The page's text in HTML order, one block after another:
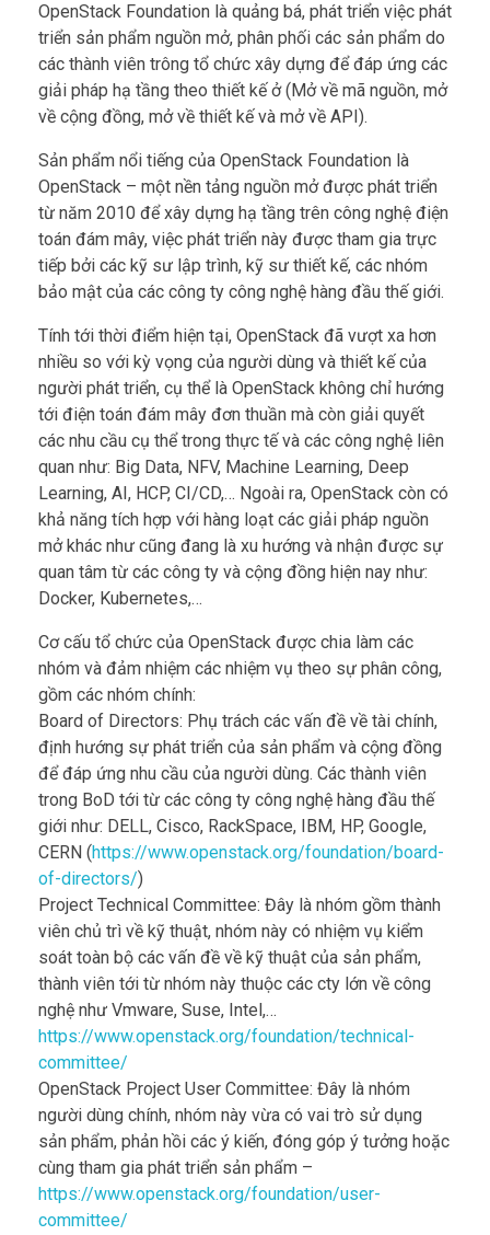
OpenStack Foundation là quảng bá, phát triển việc phát
triển sản phẩm nguồn mở, phân phối các sản phẩm do
các thành viên trông tổ chức xây dựng để đáp ứng các
giải pháp hạ tầng theo thiết kế ở (Mở về mã nguồn, mở
về cộng đồng, mở về thiết kế và mở về API).
Sản phẩm nổi tiếng của OpenStack Foundation là
OpenStack – một nền tảng nguồn mở được phát triển
từ năm 2010 để xây dựng hạ tầng trên công nghệ điện
toán đám mây, việc phát triển này được tham gia trực
tiếp bởi các kỹ sư lập trình, kỹ sư thiết kế, các nhóm
bảo mật của các công ty công nghệ hàng đầu thế giới.
Tính tới thời điểm hiện tại, OpenStack đã vượt xa hơn
nhiều so với kỳ vọng của người dùng và thiết kế của
người phát triển, cụ thể là OpenStack không chỉ hướng
tới điện toán đám mây đơn thuần mà còn giải quyết
các nhu cầu cụ thể trong thực tế và các công nghệ liên
quan như: Big Data, NFV, Machine Learning, Deep
Learning, AI, HCP, CI/CD,… Ngoài ra, OpenStack còn có
khả năng tích hợp với hàng loạt các giải pháp nguồn
mở khác như cũng đang là xu hướng và nhận được sự
quan tâm từ các công ty và cộng đồng hiện nay như:
Docker, Kubernetes,…
Cơ cấu tổ chức của OpenStack được chia làm các
nhóm và đảm nhiệm các nhiệm vụ theo sự phân công,
gồm các nhóm chính:
Board of Directors: Phụ trách các vấn đề về tài chính,
định hướng sự phát triển của sản phẩm và cộng đồng
để đáp ứng nhu cầu của người dùng. Các thành viên
trong BoD tới từ các công ty công nghệ hàng đầu thế
giới như: DELL, Cisco, RackSpace, IBM, HP, Google,
CERN (https://www.openstack.org/foundation/board-
of-directors/)
Project Technical Committee: Đây là nhóm gồm thành
viên chủ trì về kỹ thuật, nhóm này có nhiệm vụ kiểm
soát toàn bộ các vấn đề về kỹ thuật của sản phẩm,
thành viên tới từ nhóm này thuộc các cty lớn về công
nghệ như Vmware, Suse, Intel,…
https://www.openstack.org/foundation/technical-
committee/
OpenStack Project User Committee: Đây là nhóm
người dùng chính, nhóm này vừa có vai trò sử dụng
sản phẩm, phản hồi các ý kiến, đóng góp ý tưởng hoặc
cùng tham gia phát triển sản phẩm –
https://www.openstack.org/foundation/user-
committee/